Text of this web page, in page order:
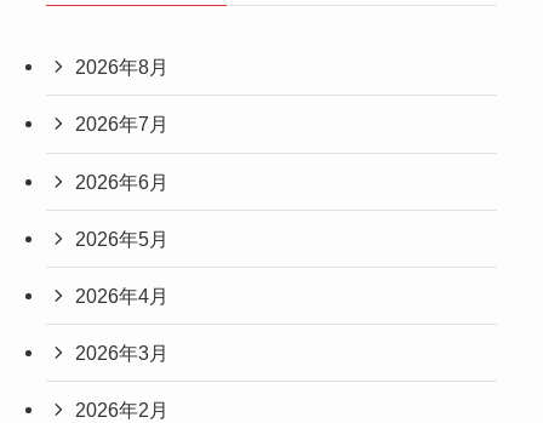
2026年8月
2026年7月
2026年6月
2026年5月
2026年4月
2026年3月
2026年2月